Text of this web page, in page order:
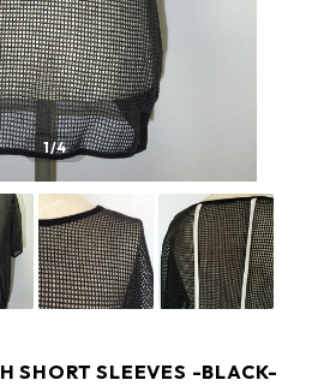
1/4
SHORT SLEEVES -BLACK-